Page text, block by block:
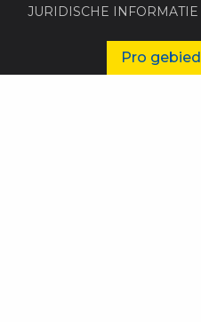
JURIDISCHE INFORMATIE
Pro gebied